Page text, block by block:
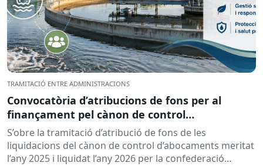
TRAMITACIÓ ENTRE ADMINISTRACIONS
Convocatòria d’atribucions de fons per al
finançament pel cànon de control
d’abocaments meritat l’any 2025 i liquidat l’any
2026
S’obre la tramitació d’atribució de fons de les
liquidacions del cànon de control d’abocaments meritat
l’any 2025 i liquidat l’any 2026 per la confederació